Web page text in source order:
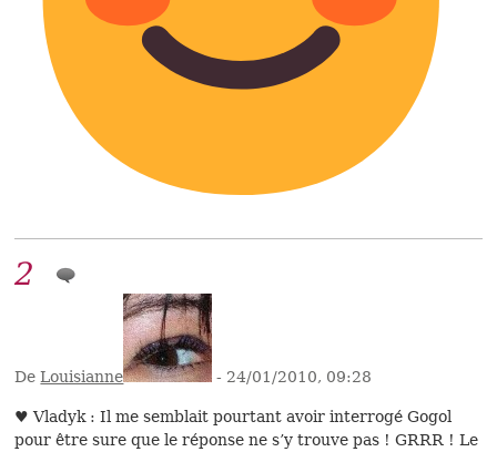
2
DeLouisianne - 24/01/2010, 09:28
♥ Vladyk : Il me semblait pourtant avoir interrogé Gogol
pour être sure que le réponse ne s’y trouve pas ! GRRR ! Le